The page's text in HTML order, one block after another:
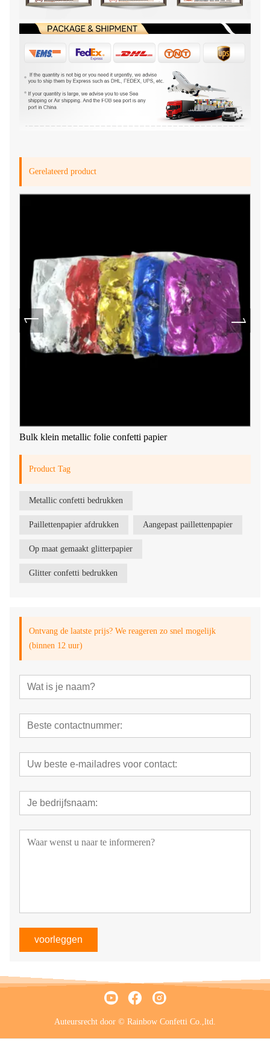
Gerelateerd product
Bulk klein metallic folie confetti papier
Product Tag
Metallic confetti bedrukken
Paillettenpapier afdrukken Aangepast paillettenpapier
Op maat gemaakt glitterpapier
Glitter confetti bedrukken
Ontvang de laatste prijs? We reageren zo snel mogelijk
(binnen 12 uur)
voorleggen
Auteursrecht door © Rainbow Confetti Co.,ltd.